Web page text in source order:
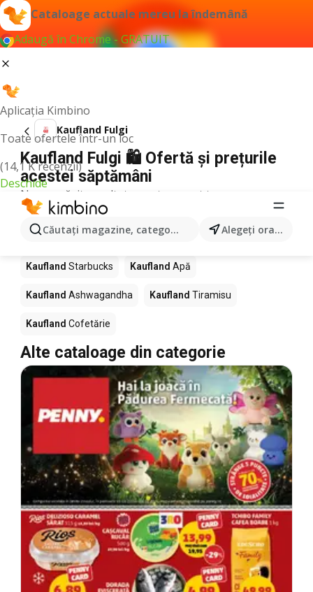
Cataloage actuale mereu la îndemână
Adaugă în Chrome - GRATUIT
Aplicația Kimbino
Toate ofertele într-un loc
(14,1 K recenzii)
Deschide
Căutaţi magazine, categorii, produse... Alegeţi oraşul
Kaufland Fulgi
Kaufland Fulgi 🛍️ Ofertă și prețurile
acestei săptămâni
Nu am găsit rezultate pentru acest termen.
Alte produse în magazine Kaufland
Kaufland Pizza Kaufland Mango KauflandLEGO
Kaufland Starbucks Kaufland Apă
Kaufland Ashwagandha Kaufland Tiramisu
Kaufland Cofetărie
Alte cataloage din categorie